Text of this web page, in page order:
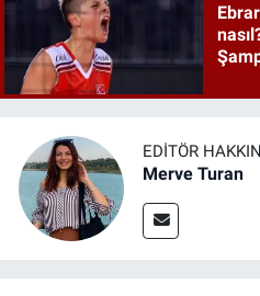
EDITÖR
Merve Turan